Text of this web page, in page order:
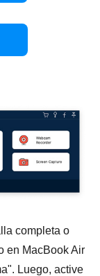
completa o
en MacBook Air
Luego, active